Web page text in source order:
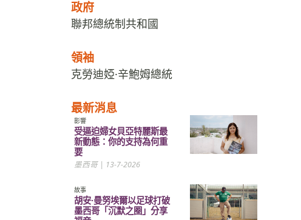
政府
聯邦總統制共和國
領袖
克勞迪婭·辛鮑姆總統
最新消息
影響
受逼迫婦女貝亞特麗斯最
新動態：你的支持為何重
要
墨西哥| 13-7-2026
故事
胡安·曼努埃爾以足球打破
墨西哥「沉默之圈」分享